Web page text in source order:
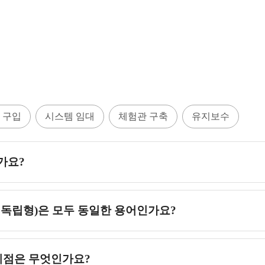
구입 시스템 임대 체험관 구축 유지보수
요?
립형)은 모두 동일한 용어인가요?
은 무엇인가요?